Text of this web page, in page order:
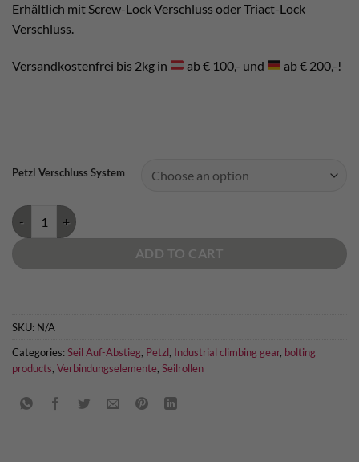
Erhältlich mit Screw-Lock Verschluss oder Triact-Lock
Verschluss.
Versandkostenfrei bis 2kg in ab € 100,- und ab € 200,-!
Petzl Verschluss System
Petzl Rollclip Z quantity
ADD TO CART
SKU: N/A
Categories:Seil Auf-Abstieg, Petzl, Industrial climbing gear, bolting
products, Verbindungselemente, Seilrollen